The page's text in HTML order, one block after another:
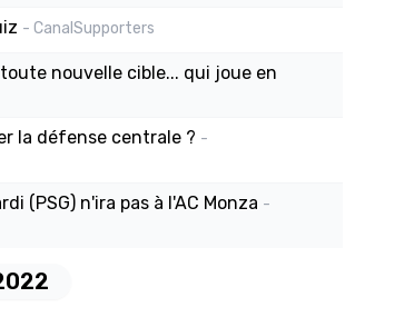
- CanalSupporters
nouvelle cible... qui joue en
la défense centrale ? -
(PSG) n'ira pas à l'AC Monza -